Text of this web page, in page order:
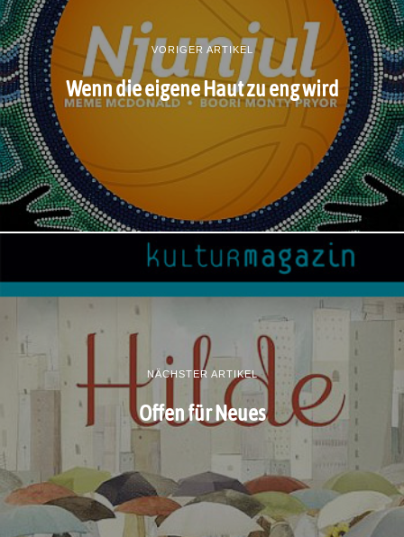
VORIGER ARTIKEL
Wenn die eigene Haut zu eng wird
NÄCHSTER ARTIKEL
Offen für Neues